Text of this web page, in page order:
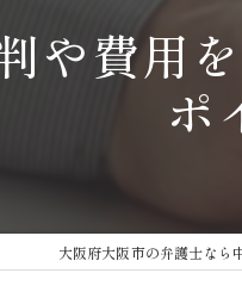
や費用
ポ
大阪府大阪市の弁護士なら